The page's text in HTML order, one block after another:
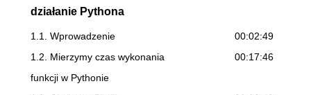
działanie Pythona
1.1. Wprowadzenie
00:02:49
1.2. Mierzymy czas wykonania
funkcji w Pythonie
00:17:46